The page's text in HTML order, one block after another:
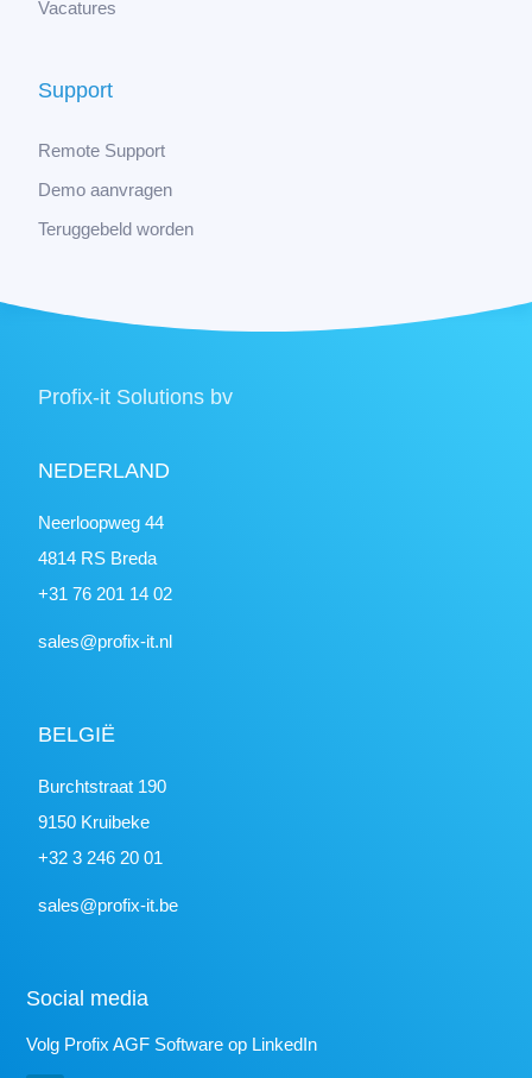
Vacatures
Support
Remote Support
Demo aanvragen
Teruggebeld worden
Profix-it Solutions bv
NEDERLAND
Neerloopweg 44
4814 RS Breda
+31 76 201 14 02
sales@profix-it.nl
BELGIË
Burchtstraat 190
9150 Kruibeke
+32 3 246 20 01
sales@profix-it.be
Social media
Volg Profix AGF Software op LinkedIn